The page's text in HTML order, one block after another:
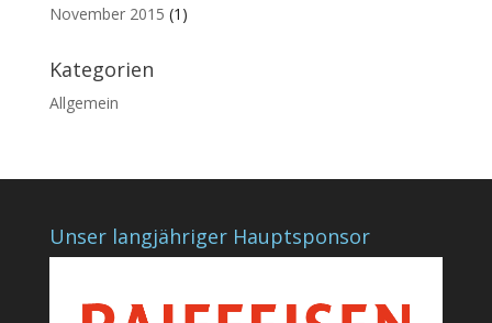
November 2015 (1)
Kategorien
Allgemein
Unser langjähriger Hauptsponsor